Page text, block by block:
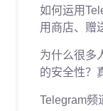
如何运用
用商店、赠
为什么很多
的安全性？
Telegram频